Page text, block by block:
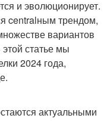
и эволюционирует.
centralным трендом,
вариантов
статье мы
2024 года,
актуальными